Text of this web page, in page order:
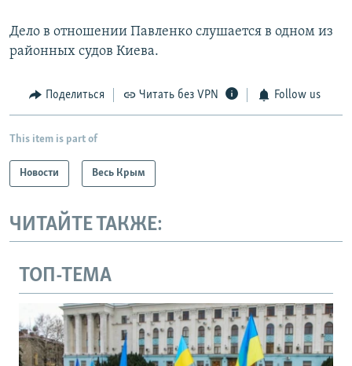
Дело в отношении Павленко слушается в одном из
районных судов Киева.
Поделиться Читать без VPN Follow us
This item is part of
Новости Весь Крым
ЧИТАЙТЕ ТАКЖЕ:
ТОП-ТЕМА